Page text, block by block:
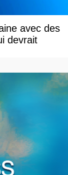
avec des
devrait